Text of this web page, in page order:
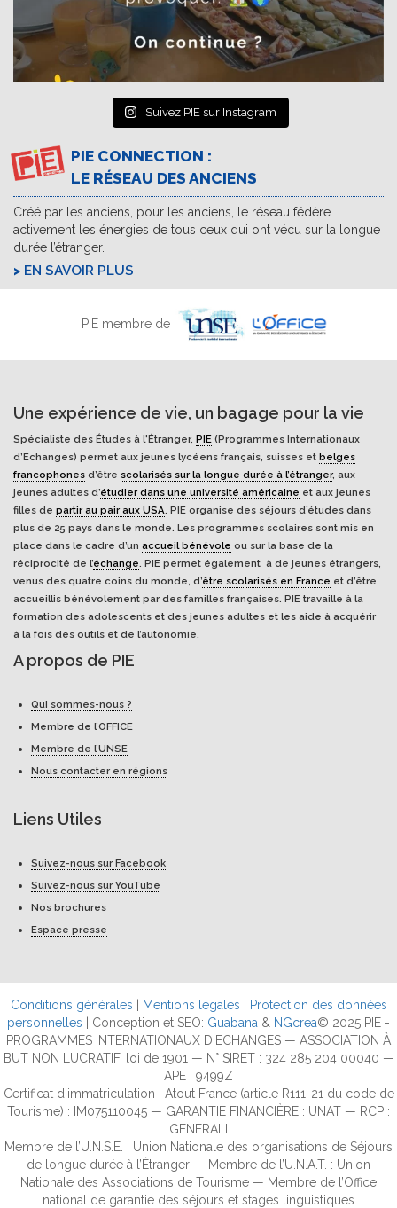
Suivez PIE sur Instagram
PIE CONNECTION :
LE RÉSEAU DES ANCIENS
Créé par les anciens, pour les anciens, le réseau fédère
activement les énergies de tous ceux qui ont vécu sur la longue
durée l’étranger.
EN SAVOIR PLUS
PIE membre de
Une expérience de vie, un bagage pour la vie
Spécialiste des Études à l'Étranger, PIE (Programmes Internationaux
d’Echanges) permet aux jeunes lycéens français, suisses et belges
francophones d’être scolarisés sur la longue durée à l’étranger, aux
jeunes adultes d’étudier dans une université américaine et aux jeunes
filles de partir au pair aux USA. PIE organise des séjours d’études dans
plus de 25 pays dans le monde. Les programmes scolaires sont mis en
place dans le cadre d’un accueil bénévole ou sur la base de la
réciprocité de l’échange. PIE permet également à de jeunes étrangers,
venus des quatre coins du monde, d’être scolarisés en France et d’être
accueillis bénévolement par des familles françaises. PIE travaille à la
formation des adolescents et des jeunes adultes et les aide à acquérir
à la fois des outils et de l’autonomie.
A propos de PIE
Qui sommes-nous ?
Membre de l’OFFICE
Membre de l’UNSE
Nous contacter en régions
Liens Utiles
Suivez-nous sur Facebook
Suivez-nous sur YouTube
Nos brochures
Espace presse
Conditions générales Mentions légales
Protection des données
personnelles | Conception et SEO: Guabana & NGcrea© 2025 PIE -
PROGRAMMES INTERNATIONAUX D'ECHANGES — ASSOCIATION À
BUT NON LUCRATIF, loi de 1901 — N° SIRET : 324 285 204 00040 —
APE : 9499Z
Certificat d’immatriculation : Atout France (article R111-21 du code de
Tourisme) : IM075110045 — GARANTIE FINANCIÈRE : UNAT — RCP :
GENERALI
Membre de l’U.N.S.E. : Union Nationale des organisations de Séjours
de longue durée à l’Étranger — Membre de l’U.N.A.T. : Union
Nationale des Associations de Tourisme — Membre de l’Office
national de garantie des séjours et stages linguistiques